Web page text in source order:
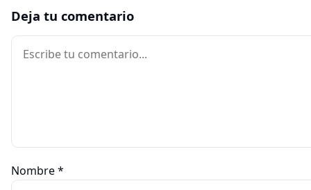
Deja tu comentario
Comentario
Nombre*